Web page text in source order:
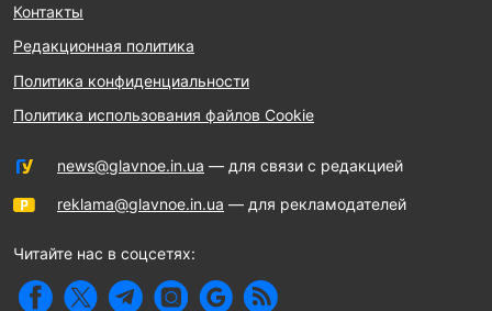
Контакты
Редакционная политика
Политика конфиденциальности
Политика использования файлов Cookie
news@glavnoe.in.ua — для связи с редакцией
reklama@glavnoe.in.ua — для рекламодателей
Читайте нас в соцсетях: